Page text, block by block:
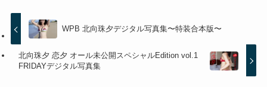
WPB 北向珠夕デジタル写真集〜特装合本版〜
北向珠夕 恋夕 オール未公開スペシャルEdition vol.1
FRIDAYデジタル写真集